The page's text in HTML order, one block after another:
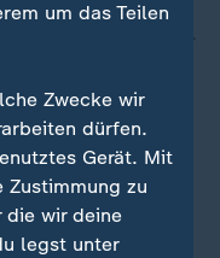
um das Teilen
Zwecke wir
dürfen.
Gerät. Mit
zu
die wir deine
legst unter